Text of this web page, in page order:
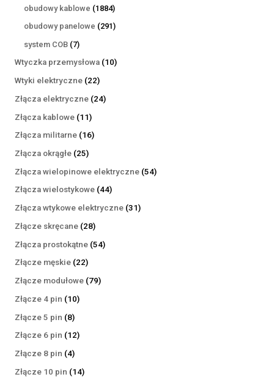
obudowy kablowe 18841884
produkty
obudowy panelowe 291291
system COB 77
produktów
Wtyczka przemysłowa 1010
Wtyki elektryczne 2222
produkty
Złącza elektryczne 2424
Złącza kablowe 1111
produktów
Złącza militarne 1616
Złącza okrągłe 2525
produktów
Złącza wielopinowe elektryczne 5454
Złącza wielostykowe 4444
produkty
Złącza wtykowe elektryczne 3131
Złącze skręcane 2828
produktów
Złącza prostokątne 5454
Złącze męskie 2222
produkty
Złącze modułowe 7979
Złącze 4 pin 1010
Złącze 5 pin 88
produktów
Złącze 6 pin 1212
Złącze 8 pin 44
produkty
Złącze 10 pin 1414